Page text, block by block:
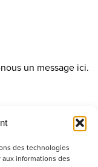
des technologies
informations des
un message ici.
votre candidature